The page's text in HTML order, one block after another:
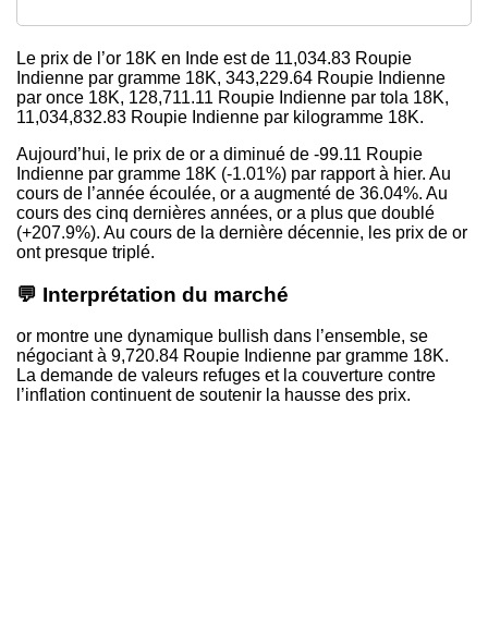
Le prix de l’or 18K en Inde est de 11,034.83 Roupie
Indienne par gramme 18K, 343,229.64 Roupie Indienne
par once 18K, 128,711.11 Roupie Indienne par tola 18K,
11,034,832.83 Roupie Indienne par kilogramme 18K.
Aujourd’hui, le prix de or a diminué de -99.11 Roupie
Indienne par gramme 18K (-1.01%) par rapport à hier. Au
cours de l’année écoulée, or a augmenté de 36.04%. Au
cours des cinq dernières années, or a plus que doublé
(+207.9%). Au cours de la dernière décennie, les prix de or
ont presque triplé.
💬 Interprétation du marché
or montre une dynamique bullish dans l’ensemble, se
négociant à 9,720.84 Roupie Indienne par gramme 18K.
La demande de valeurs refuges et la couverture contre
l’inflation continuent de soutenir la hausse des prix.